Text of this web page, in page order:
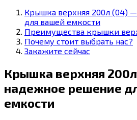
Крышка верхняя 200л (04)
для вашей емкости
Преимущества крышки
Почему стоит выбрать нас?
Закажите сейчас
Крышка верхняя
надежное решение
емкости